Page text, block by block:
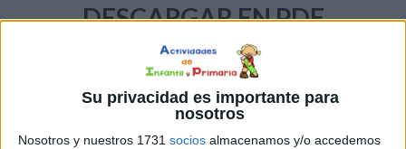
Su privacidad es importante para
nosotros
Nosotros y nuestros 1731 socios almacenamos y/o accedemos
DESCARGAR EN PDF